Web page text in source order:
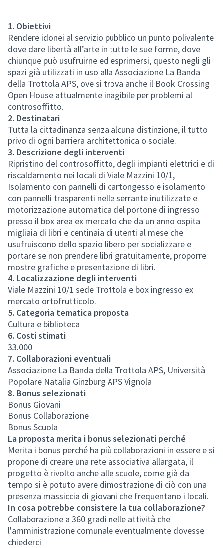
1. Obiettivi
Rendere idonei al servizio pubblico un punto polivalente
dove dare libertà all’arte in tutte le sue forme, dove
chiunque può usufruirne ed esprimersi, questo negli gli
spazi già utilizzati in uso alla Associazione La Banda
della Trottola APS, ove si trova anche il Book Crossing
Open House attualmente inagibile per problemi al
controsoffitto.
2. Destinatari
Tutta la cittadinanza senza alcuna distinzione, il tutto
privo di ogni barriera architettonica o sociale.
3. Descrizione degli interventi
Ripristino del controsoffitto, degli impianti elettrici e di
riscaldamento nei locali di Viale Mazzini 10/1,
Isolamento con pannelli di cartongesso e isolamento
con pannelli trasparenti nelle serrante inutilizzate e
motorizzazione automatica del portone di ingresso
presso il box area ex mercato che da un anno ospita
migliaia di libri e centinaia di utenti al mese che
usufruiscono dello spazio libero per socializzare e
portare se non prendere libri gratuitamente, proporre
mostre grafiche e presentazione di libri.
4. Localizzazione degli interventi
Viale Mazzini 10/1 sede Trottola e box ingresso ex
mercato ortofrutticolo.
5. Categoria tematica proposta
Cultura e biblioteca
6. Costi stimati
33.000
7. Collaborazioni eventuali
Associazione La Banda della Trottola APS, Università
Popolare Natalia Ginzburg APS Vignola
8. Bonus selezionati
Bonus Giovani
Bonus Collaborazione
Bonus Scuola
La proposta merita i bonus selezionati perché
Merita i bonus perché ha più collaborazioni in essere e si
propone di creare una rete associativa allargata, il
progetto è rivolto anche alle scuole, come già da
tempo si è potuto avere dimostrazione di ciò con una
presenza massiccia di giovani che frequentano i locali.
In cosa potrebbe consistere la tua collaborazione?
Collaborazione a 360 gradi nelle attività che
l'amministrazione comunale eventualmente dovesse
chiederci